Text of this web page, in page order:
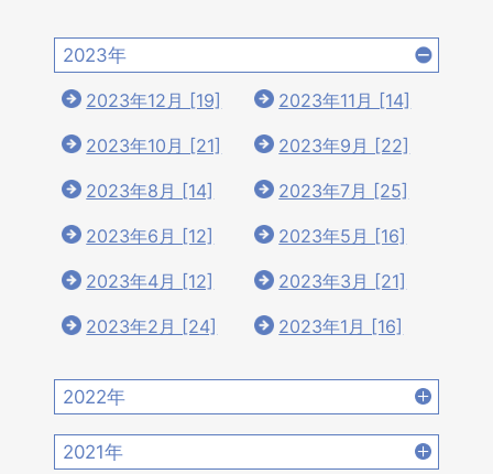
2023年
2023年12月 [19] 2023年11月 [14]
2023年10月 [21] 2023年9月 [22]
2023年8月 [14] 2023年7月 [25]
2023年6月 [12] 2023年5月 [16]
2023年4月 [12] 2023年3月 [21]
2023年2月 [24] 2023年1月 [16]
2022年
2022年12月 [15] 2022年11月 [15]
2021年